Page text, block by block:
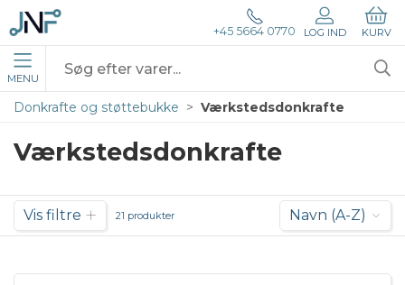
+45 5664 0770 LOG IND KURV
MENU
Donkrafte og støttebukke Værkstedsdonkrafte
Værkstedsdonkrafte
Vis filtre 21 produkter Navn (A-Z)